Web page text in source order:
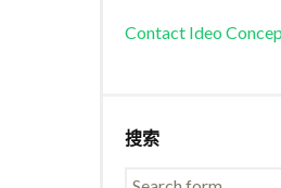
Contact Ideo
搜索